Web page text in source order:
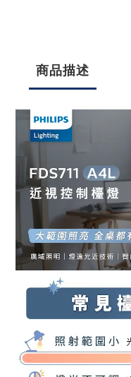
商品描述